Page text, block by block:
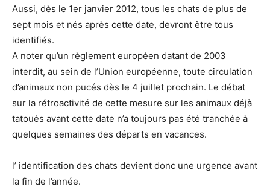
Aussi, dès le 1er janvier 2012, tous les chats de plus de
sept mois et nés après cette date, devront être tous
identifiés.
A noter qu’un règlement européen datant de 2003
interdit, au sein de l’Union européenne, toute circulation
d’animaux non pucés dès le 4 juillet prochain. Le débat
sur la rétroactivité de cette mesure sur les animaux déjà
tatoués avant cette date n’a toujours pas été tranchée à
quelques semaines des départs en vacances.
l’ identification des chats devient donc une urgence avant
la fin de l’année.